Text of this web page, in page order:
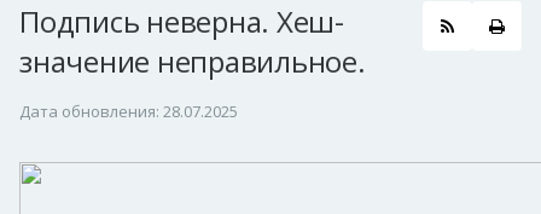
Подпись неверна. Хеш-
значение неправильное.
Дата обновления: 28.07.2025